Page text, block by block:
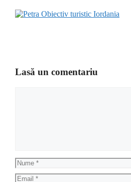
Lasă un comentariu
Nume
Email